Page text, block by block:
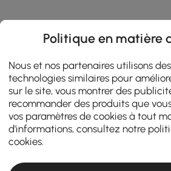
Politique en matière
Nous et nos partenaires utilisons
technologies similaires pour
sur le site, vous montrer des
recommander des produits que
vos paramètres de cookies à tout
d'informations, consultez notre
cookies